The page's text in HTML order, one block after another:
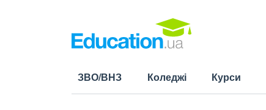
ЗВО/ВНЗ Коледжі Курси